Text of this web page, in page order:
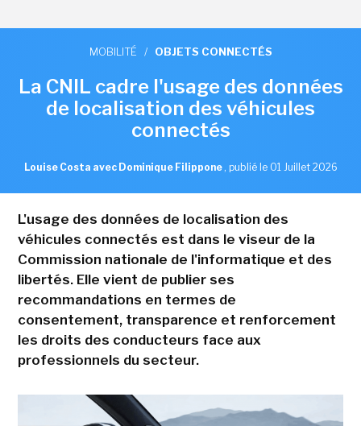
MOBILITÉ / OBJETS CONNECTÉS
La CNIL cadre l'usage des données
de localisation des véhicules
connectés
Louise Costa avec Dominique Filippone , publié le 01 Juillet 2026
L'usage des données de localisation des
véhicules connectés est dans le viseur de la
Commission nationale de l'informatique et des
libertés. Elle vient de publier ses
recommandations en termes de
consentement, transparence et renforcement
les droits des conducteurs face aux
professionnels du secteur.